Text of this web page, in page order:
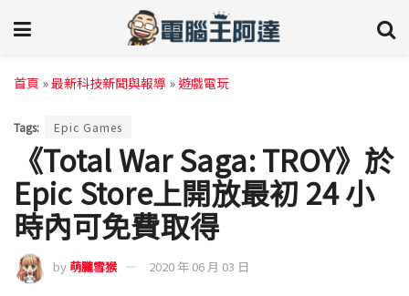
首頁 »最新科技新聞與報導 »遊戲電玩
Tags: Epic Games
《Total War Saga: TROY》於
Epic Store上開放最初 24 小
時內可免費取得
by 萌朧雪猴 2020 年 06 月 03 日